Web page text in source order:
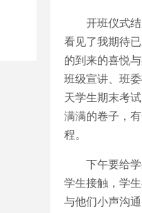
开班仪式结束
看见了我期待
的到来的喜悦
班级宣讲、班
天学生期末考
满满的卷子，
程。
下午要给学生
学生接触，学
与他们小声沟